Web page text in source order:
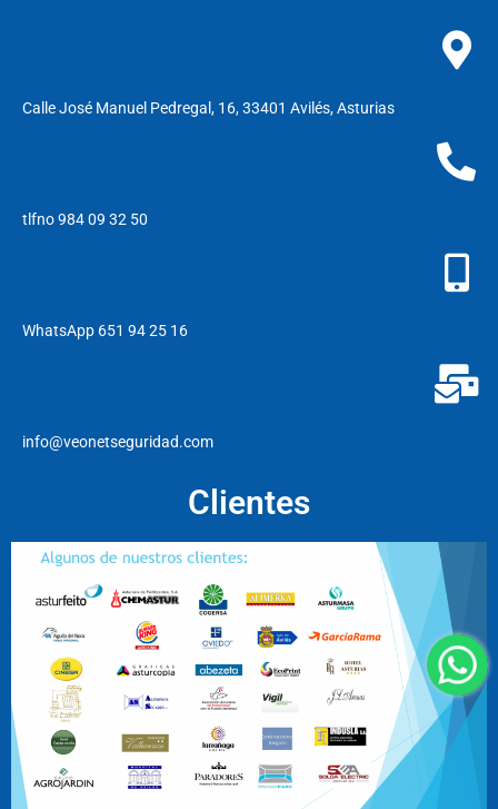
Calle José Manuel Pedregal, 16, 33401 Avilés, Asturias
tlfno 984 09 32 50
WhatsApp 651 94 25 16
info@veonetseguridad.com
Clientes